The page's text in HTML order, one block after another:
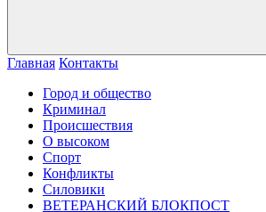
Главная Контакты
Город и общество
Криминал
Происшествия
О высоком
Спорт
Конфликты
Силовики
ВЕТЕРАНСКИЙ БЛОКПОСТ